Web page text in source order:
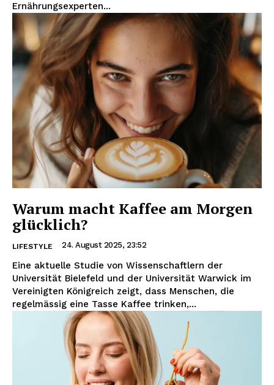
Ernährungsexperten...
Warum macht Kaffee am Morgen
glücklich?
LIFESTYLE 24. August 2025, 23:52
Eine aktuelle Studie von Wissenschaftlern der
Universität Bielefeld und der Universität Warwick im
Vereinigten Königreich zeigt, dass Menschen, die
regelmässig eine Tasse Kaffee trinken,...